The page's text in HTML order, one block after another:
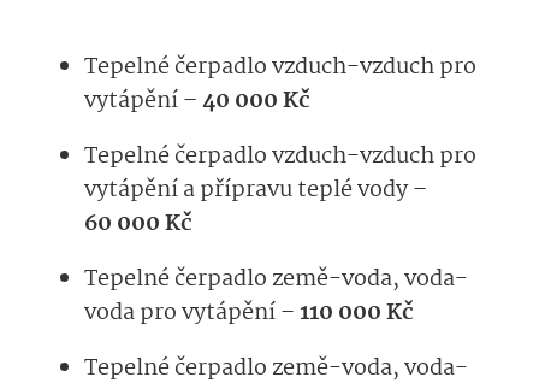
Tepelné čerpadlo vzduch-vzduch pro
vytápění –40 000 Kč
Tepelné čerpadlo vzduch-vzduch pro
vytápění a přípravu teplé vody –
60 000 Kč
Tepelné čerpadlo země-voda, voda-
voda pro vytápění –110 000 Kč
Tepelné čerpadlo země-voda, voda-